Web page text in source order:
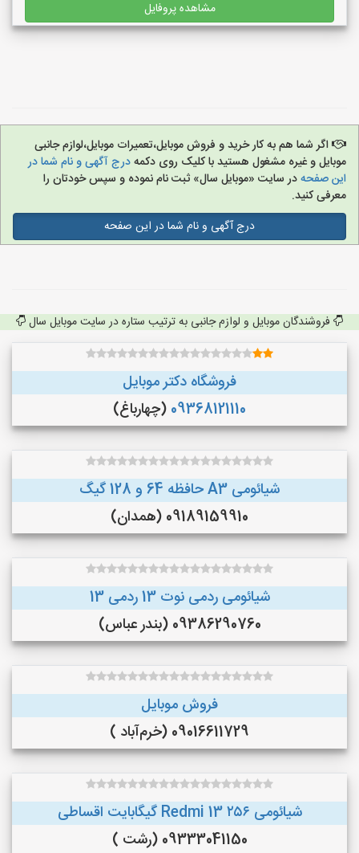
مشاهده پروفایل
اگر شما هم به کار خرید و فروش موبایل،تعمیرات موبایل،لوازم جانبی
موبایل و غیره مشغول هستید با کلیک روی دکمهدرج آگهی و نام شما در
این صفحهدر سایت «موبایل سال» ثبت نام نموده و سپس خودتان را
معرفی کنید.
درج آگهی و نام شما در این صفحه
فروشندگان موبایل و لوازم جانبی به ترتیب ستاره در سایت موبایل سال
فروشگاه دکتر موبایل
09368121110 (چهارباغ)
شیائومی A3 حافظه 64 و 128 گیگ
09189159910 (همدان)
شیائومی ردمی نوت 13 ردمی 13
09386290760 (بندر عباس)
فروش موبایل
09016611729 (خرم‌آباد )
شیائومی Redmi 13 ۲۵۶ گیگابایت اقساطی
09333041150 (رشت )